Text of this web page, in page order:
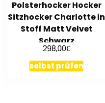
Polsterhocker Hocker
Sitzhocker Charlotte in
Stoff Matt Velvet
Schwarz
298,00€
selbst prüfen